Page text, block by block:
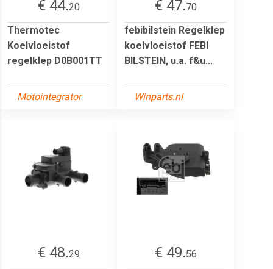
€ 44.20
Thermotec
Koelvloeistof
regelklep D0B001TT
Motointegrator
€ 47.70
febibilstein Regelklep
koelvloeistof FEBI
BILSTEIN, u.a. f&u...
Winparts.nl
€ 48.29
€ 49.56